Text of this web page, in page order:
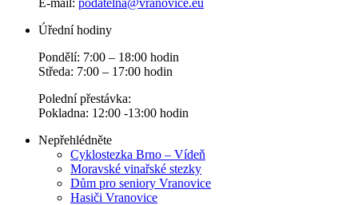
Úřední hodiny
Pondělí: 7:00 – 18:00 hodin
Středa: 7:00 – 17:00 hodin
Polední přestávka:
Pokladna: 12:00 -13:00 hodin
Nepřehlédněte
Cyklostezka Brno – Vídeň
Moravské vinařské stezky
Dům pro seniory Vranovice
Hasiči Vranovice